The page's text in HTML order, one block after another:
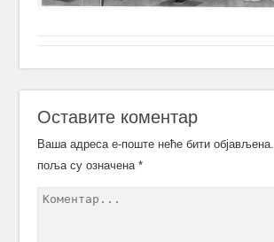
Оставите коментар
Ваша адреса е-поште неће бити објављена.
поља су означена*